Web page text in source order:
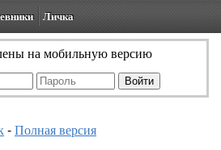
Личка
на мобильную версию
-Полная версия